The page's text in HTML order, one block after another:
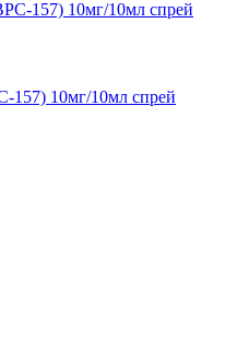
157) 10мг/10мл спрей